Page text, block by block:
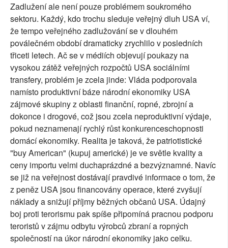
Zadlužení ale není pouze problémem soukromého
sektoru. Každý, kdo trochu sleduje veřejný dluh USA ví,
že tempo veřejného zadlužování se v dlouhém
poválečném období dramaticky zrychlilo v posledních
třiceti letech. Ač se v médiích objevují poukazy na
vysokou zátěž veřejných rozpočtů USA sociálními
transfery, problém je zcela jinde: Vláda podporovala
namísto produktivní báze národní ekonomiky USA
zájmové skupiny z oblasti finanční, ropné, zbrojní a
dokonce i drogové, což jsou zcela neproduktivní výdaje,
pokud neznamenají rychlý růst konkurenceschopnosti
domácí ekonomiky. Realita je taková, že patriotistické
"buy American" (kupuj americké) je ve světle kvality a
ceny importu velmi duchaprázdné a bezvýznamné. Navíc
se již na veřejnost dostávají pravdivé informace o tom, že
z peněz USA jsou financovány operace, které zvyšují
náklady a snižují příjmy běžných občanů USA. Údajný
boj proti terorismu pak spíše připomíná pracnou podporu
teroristů v zájmu odbytu výrobců zbraní a ropných
společností na úkor národní ekonomiky jako celku.